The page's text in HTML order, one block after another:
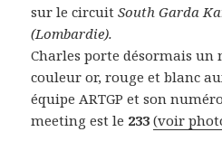
sur le circuitSouth Garda
(Lombardie).
Charles porte désormais un
couleur or, rouge et blanc
équipe ARTGP et son
meeting est le 233(voir